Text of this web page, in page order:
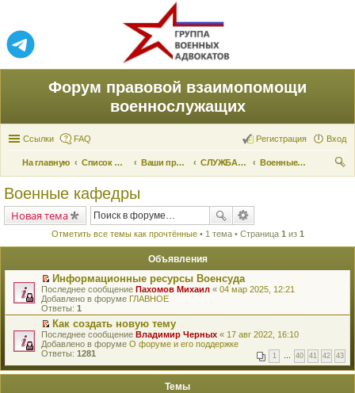
Форум правовой взаимопомощи
военнослужащих
Ссылки FAQ Вход
Регистрация
На главную Список форумов Ваши права и их реализация СЛУЖБА ПО ПРИЗЫВУ
Военные кафедры
Военные кафедры
Новая тема
Отметить все темы как прочтённые• 1 тема • Страница 1 из 1
Объявления
П
е
р
е
й
т
и
к
е
Информационные ресурсы Военсуда
Последнее сообщение Пахомов Михаил « 04 мар 2025, 12:21
Добавлено в форуме ГЛАВНОЕ
Ответы: 1
П
е
р
й
Как создать новую тему
Последнее сообщение Владимир Черных « 17 авг 2022, 16:10
Добавлено в форуме О форуме и его поддержке
Ответы: 1281 1 … 40 41 42 43
Темы